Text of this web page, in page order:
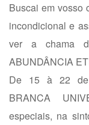
Buscai em vosso
incondicional e
ver a chama
ABUNDÂNCIA
De 15 à 22 de
BRANCA
especiais, na